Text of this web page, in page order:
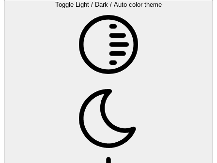
Toggle Light / Dark / Auto color theme